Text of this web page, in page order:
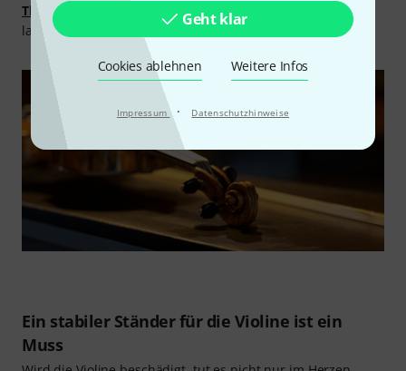
Geht klar
Cookies ablehnen Weitere Infos
Impressum · Datenschutzhinweise
Thomann Garantie
sorgt für einen risikolosen Einkauf und
langes sorgenfreies Spielen.
Ein stabiler Ständer für die Violine ist ein
Muss